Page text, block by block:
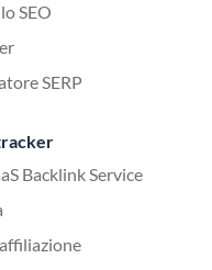
SEO
SERP
Backlink Service